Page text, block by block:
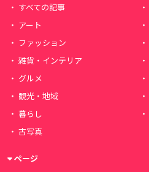
すべての記事
アート
ファッション
雑貨・インテリア
グルメ
観光・地域
暮らし
古写真
ページ